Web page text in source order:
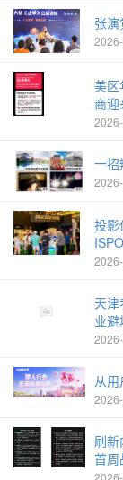
张
美区
商迎
一招
投影
天
业避
从
刷
首周